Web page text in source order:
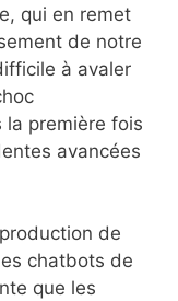
qui en remet
de notre
à avaler
la première fois
avancées
de
chatbots de
que les